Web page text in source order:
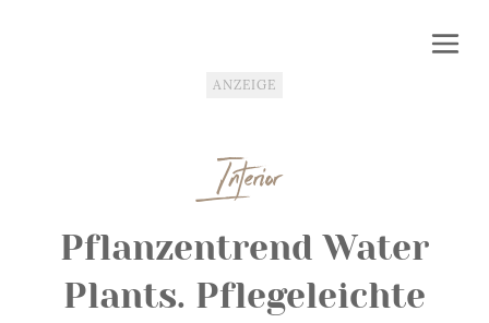
ANZEIGE
Interior
Pflanzentrend Water
Plants. Pflegeleichte